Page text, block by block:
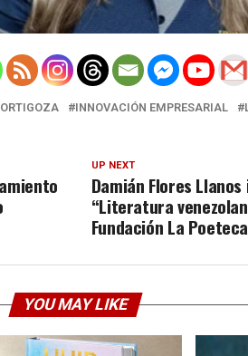
INNOVACIÓN EMPRESARIAL
UP NEXT
Damián Flores
“Literatura
Fundación La Poeteca
YOU MAY LIKE